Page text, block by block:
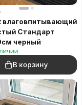
влаговпитывающий
Стандарт
черный
В корзину